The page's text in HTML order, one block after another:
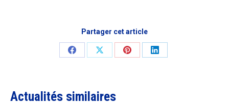
Partager cet article
Share
Share
Share
Share
Actualités similaires